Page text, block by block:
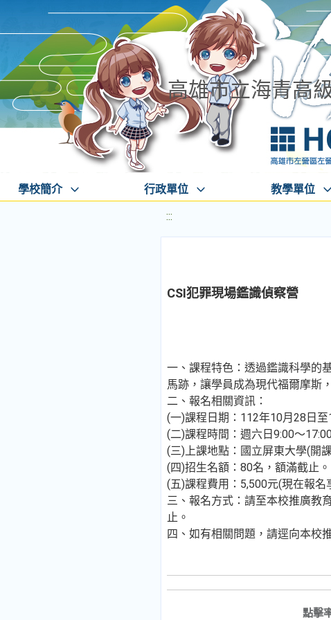
高雄市立海青高
學校簡介 行政單位 教學單位
:::
CSI犯罪現場鑑識偵察營
一、課程特色：透過鑑識科學的
馬跡，讓學員成為現代福爾摩斯
二、報名相關資訊：
(一)課程日期：112年10月28日至
(二)課程時間：週六日9:00～
(三)上課地點：國立屏東大學(開
(四)招生名額：80名，額滿截止。
(五)課程費用：5,500元(現在報
三、報名方式：請至本校推廣教
止。
四、如有相關問題，請逕向本校
點擊